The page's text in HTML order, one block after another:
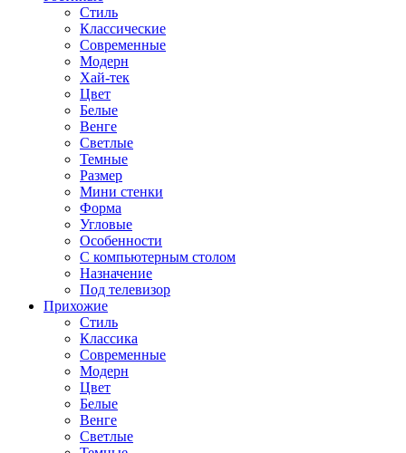
Стиль
Классические
Современные
Модерн
Хай-тек
Цвет
Белые
Венге
Светлые
Темные
Размер
Мини стенки
Форма
Угловые
Особенности
С компьютерным столом
Назначение
Под телевизор
Прихожие
Стиль
Классика
Современные
Модерн
Цвет
Белые
Венге
Светлые